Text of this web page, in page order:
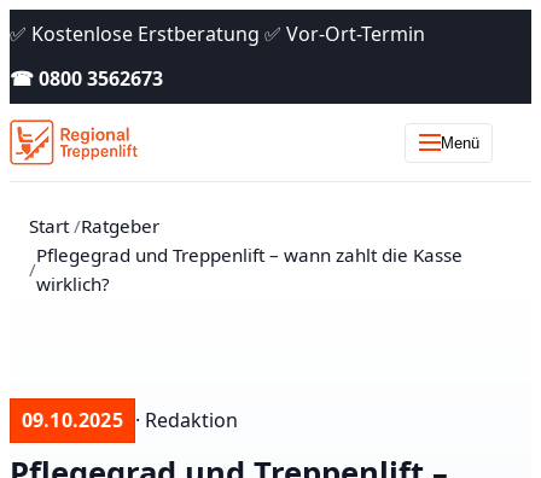
✅ Kostenlose Erstberatung ✅ Vor-Ort-Termin
☎ 0800 3562673
Menü
Start Ratgeber
Pflegegrad und Treppenlift – wann zahlt die Kasse
wirklich?
09.10.2025 · Redaktion